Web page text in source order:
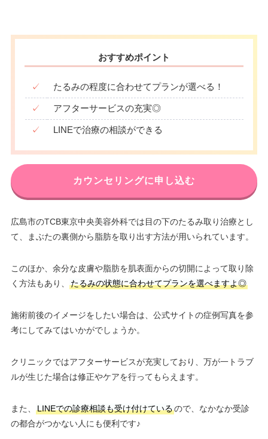
おすすめポイント
✓ たるみの程度に合わせてプランが選べる！
✓ アフターサービスの充実◎
✓ LINEで治療の相談ができる
カウンセリングに申し込む
広島市のTCB東京中央美容外科では目の下のたるみ取り治療とし
て、まぶたの裏側から脂肪を取り出す方法が用いられています。
このほか、余分な皮膚や脂肪を肌表面からの切開によって取り除
く方法もあり、
たるみの状態に合わせてプランを選べますよ◎
施術前後のイメージをしたい場合は、公式サイトの症例写真を参
考にしてみてはいかがでしょうか。
クリニックではアフターサービスが充実しており、万が一トラブ
ルが生じた場合は修正やケアを行ってもらえます。
また、 LINEでの診療相談も受け付けているので、なかなか受診
の都合がつかない人にも便利です♪